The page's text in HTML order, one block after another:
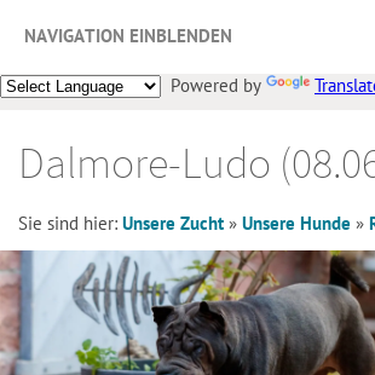
NAVIGATION EINBLENDEN
Powered by
Dalmore-Ludo
Sie sind hier: Unsere Zucht » Unsere Hunde »